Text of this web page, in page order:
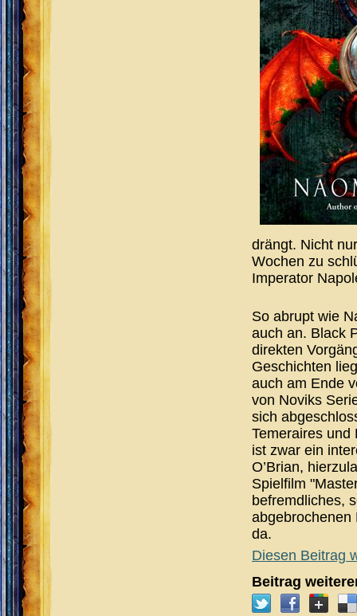
drängt. Nicht
Wochen zu
Imperator
So abrupt wie
auch an. Black
direkten
Geschichten
auch am Ende
von Noviks
sich
Temeraires und
ist zwar ein
O’Brian,
Spielfilm
befremdliches,
abgebrochenen
da.
Diesen Beitrag
Beitrag